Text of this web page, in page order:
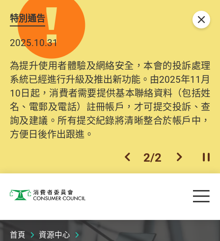
特別通告
2025.10.31
為提升使用者體驗及網絡安全，本會的投訴處理
系統已經進行升級及推出新功能。由2025年11月
10日起，消費者需要提供基本聯絡資料（包括姓
名、電郵及電話）註冊帳戶，才可提交投訴、查
詢及建議。所有提交紀錄將清晰整合於帳戶中，
方便日後作出跟進。
上一個
2/2 下一個開
關閉
消費者委員會 目
首頁 資源中心